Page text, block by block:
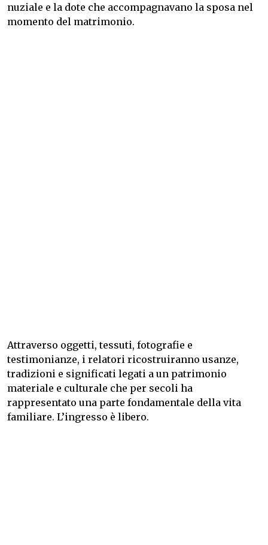
nuziale e la dote che accompagnavano la sposa nel
momento del matrimonio.
Attraverso oggetti, tessuti, fotografie e
testimonianze, i relatori ricostruiranno usanze,
tradizioni e significati legati a un patrimonio
materiale e culturale che per secoli ha
rappresentato una parte fondamentale della vita
familiare. L’ingresso è libero.